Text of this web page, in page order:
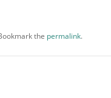
the permalink.